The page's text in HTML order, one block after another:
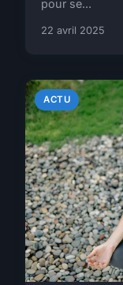
pour se...
22 avril 2025
ACTU